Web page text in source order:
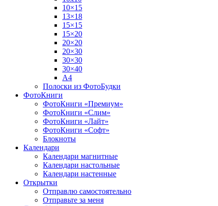
10×15
13×18
15×15
15×20
20×20
20×30
30×30
30×40
A4
Полоски из ФотоБудки
ФотоКниги
ФотоКниги «Премиум»
ФотоКниги «Слим»
ФотоКниги «Лайт»
ФотоКниги «Софт»
Блокноты
Календари
Календари магнитные
Календари настольные
Календари настенные
Открытки
Отправлю самостоятельно
Отправьте за меня